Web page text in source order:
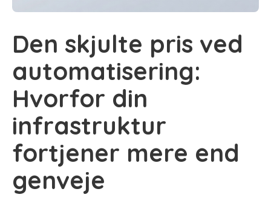
Den skjulte pris ved
automatisering:
Hvorfor din
infrastruktur
fortjener mere end
genveje